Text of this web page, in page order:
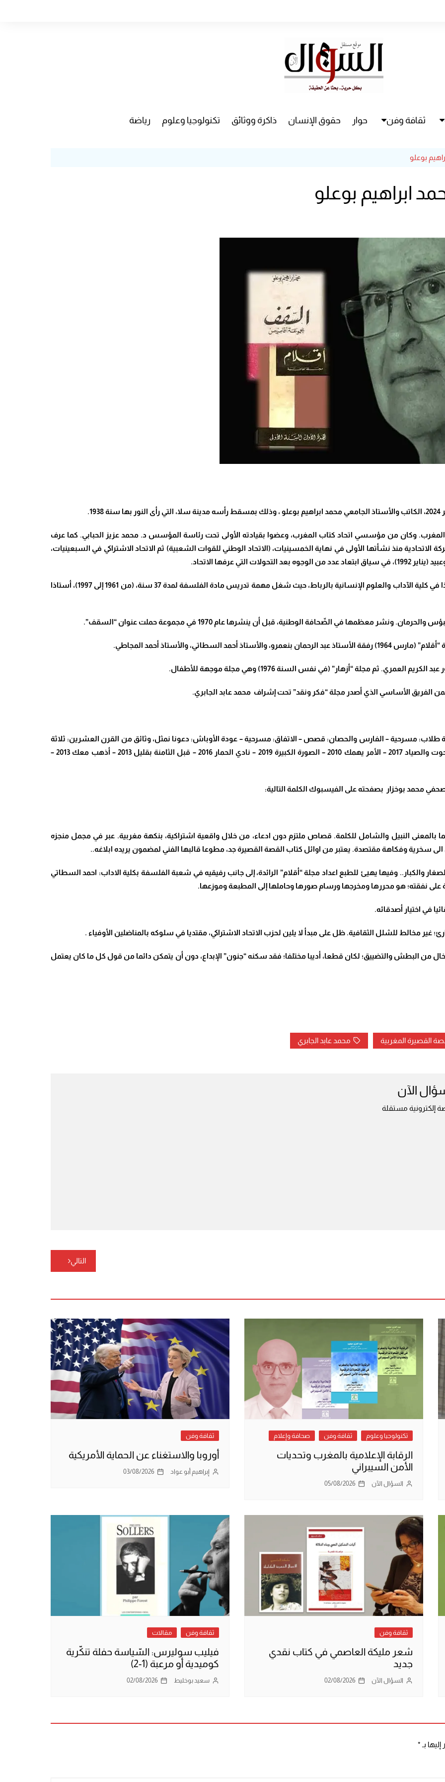
ثقافة وفن
مسرح
حوار حقوق الإنسان ذاكرة ووثائق تكنولوجيا وعلوم رياضة
بوعلو
ابراهيم بوعلو
المغرب. وكان من مؤسسي اتحاد كتاب المغرب، وعضوا بقيادته الأولى تحت رئاسة المؤسس د. محمد عزيز الحبابي. كما عرف
الاتحادية منذ نشأتها الأولى في نهاية الخمسينيات، (الاتحاد الوطني للقوات الشعبية) ثم الاتحاد الاشتراكي في السبعينيات،
التي عرفها الاتحاد
.
عمل الراحل بوعلو بجامعة محمد الخانس بالرباط، أستاذا في كلية الآداب والعلوم الإنسانية بالرباط، حيث شغل مهمة تدريس مادة الفلسفة لمدة 37 سنة، (من 1961 إلى 1997)، أستاذا
معظمها في الصِّحافة الوطنية، قبل أن ينشرها عام 1970 في مجموعة حملت عنوان “السقف”.
“أقلام” (مارس 1964) رفقة الأستاذ عبد الرحمان بنعمرو، والأستاذ أحمد السطاتي، والأستاذ أحمد المجاطي.
أزهار” (في نفس السنة 1976) وهي مجلة موجهة للأطفال.
طلاب: مسرحية– الفارس والحصان: قصص – الاتفاق: مسرحية– عودة الأوباش: دعونا نمثل، وثائق من القرن العشرين: ثلاثة
والصياد 2017
– الأمر يهمك 2010
– الصورة الكبيرة2019
– نادي الحمار2016
– قبل الثامنة بقليل2013
– أذهب معك 2013
–
محمد بوخزار بصفحته على الفيسبوك الكلمة التالية:
بالمعنى النبيل والشامل للكلمة. قصاص ملتزم دون ادعاء، من خلال واقعية اشتراكية، بنكهة مغربية. عبر في مجمل منجزه
سخرية وفكاهة مقتصدة. يعتبر من اوائل كتاب القصة القصيرة جد، مطوعا قالبها الفني لمضمون يريده ابلاغه..
والكبار.. وفيها يهيئ للطبع اعداد مجلة “أقلام” الرائدة، إلى جانب رفيقيه في شعبة الفلسفة بكلية الاداب: احمد السطاتي
نفقته؛ هو محررها ومخرجها ورسام صورها وحاملها إلى المطبعة وموزعها.
في اختيار أصدقائه.
غير مخالط للشلل الثقافية. ظل على مبدأ لا يلين لحزب الاتحاد الاشتراكي، مقتديا في سلوكه بالمناضلين الأوفياء .
من البطش والتضييق؛ لكان قطعا، أديبا مختلفا؛ فقد سكنه “جنون” الإبداع، دون أن يتمكن دائما من قول كل ما كان يعتمل
القصيرة المغربية محمد عابد الجابري
الآن
إلكترونية مستقلة
التالي
تكنولوجيا وعلوم ثقافة وفن صحافة وإعلام
الرقابة الإعلامية بالمغرب وتحديات
الأمن السيبراني
السؤال الآن 05/08/2026
ثقافة وفن
أوروبا والاستغناء عن الحماية الأمريكية
إبراهيم أبو عواد 03/08/2026
ثقافة وفن
شعر مليكة العاصمي في كتاب نقدي
جديد
السؤال الآن 02/08/2026
ثقافة وفن مقالات
فيليب سوليرس: السّياسة حفلة تنكّرية
كوميدية أو مرعبة (1-2)
سعيد بوخليط 02/08/2026
بـ *